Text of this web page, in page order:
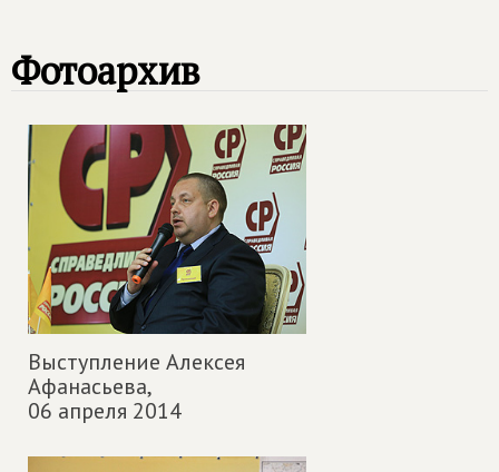
Фотоархив
Выступление Алексея
Афанасьева,
06 апреля 2014